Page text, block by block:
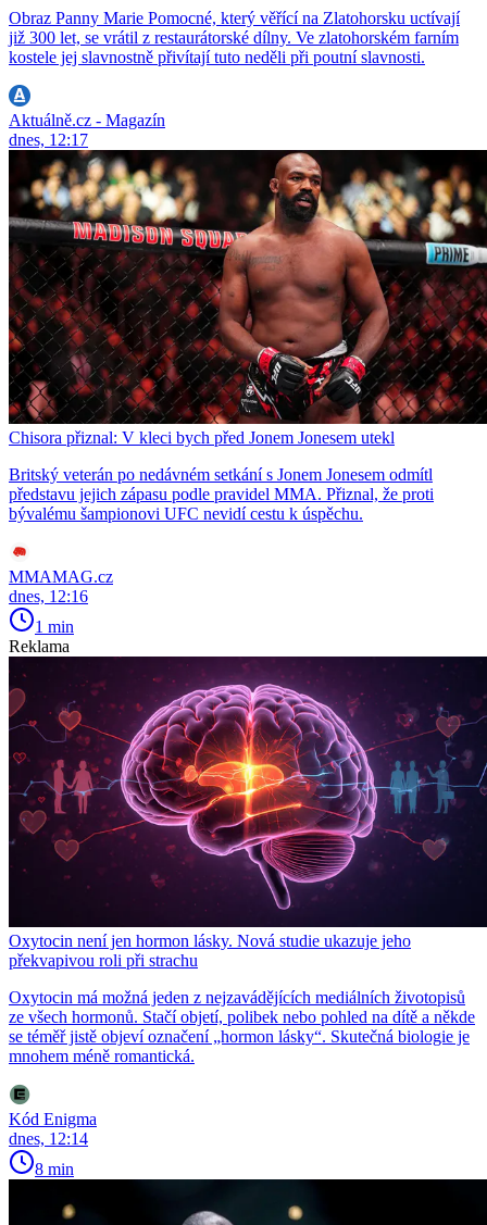
Obraz Panny Marie Pomocné, který věřící na Zlatohorsku uctívají
již 300 let, se vrátil z restaurátorské dílny. Ve zlatohorském farním
kostele jej slavnostně přivítají tuto neděli při poutní slavnosti.
Aktuálně.cz - Magazín
dnes, 12:17
Chisora přiznal: V kleci bych před Jonem Jonesem utekl
Britský veterán po nedávném setkání s Jonem Jonesem odmítl
představu jejich zápasu podle pravidel MMA. Přiznal, že proti
bývalému šampionovi UFC nevidí cestu k úspěchu.
MMAMAG.cz
dnes, 12:16
1 min
Reklama
Oxytocin není jen hormon lásky. Nová studie ukazuje jeho
překvapivou roli při strachu
Oxytocin má možná jeden z nejzavádějících mediálních životopisů
ze všech hormonů. Stačí objetí, polibek nebo pohled na dítě a někde
se téměř jistě objeví označení „hormon lásky“. Skutečná biologie je
mnohem méně romantická.
Kód Enigma
dnes, 12:14
8 min